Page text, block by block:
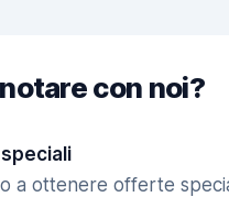
con noi?
a ottenere offerte